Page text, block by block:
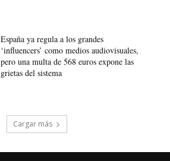
España ya regula a los grandes
‘influencers’ como medios audiovisuales,
pero una multa de 568 euros expone las
grietas del sistema
Cargar más